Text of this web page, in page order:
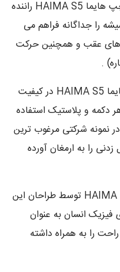
کنترلر مرکزی کیلد شیشه بالا بر جلو چپ هایما HAIMA S5 راننده
را جداگانه فراهم می
های عقب و همچنین حرکت
.
کیفیت کیلد شیشه بالا بر جلو چپ هایما HAIMA S5 در کیفیت
دکمه و پلاستیک استفاده
شرکتی مرغوب ترین
را به ارمغان آورده
کیلد شیشه بالا بر جلو چپ هایما HAIMA S5 توسط طراحان این
فیزیک انسان به عنوان
را به همراه داشته